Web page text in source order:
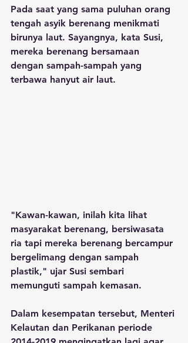
Pada saat yang sama puluhan orang
tengah asyik berenang menikmati
birunya laut. Sayangnya, kata Susi,
mereka berenang bersamaan
dengan sampah-sampah yang
terbawa hanyut air laut.
"Kawan-kawan, inilah kita lihat
masyarakat berenang, bersiwasata
ria tapi mereka berenang bercampur
bergelimang dengan sampah
plastik," ujar Susi sembari
memunguti sampah kemasan.
Dalam kesempatan tersebut, Menteri
Kelautan dan Perikanan periode